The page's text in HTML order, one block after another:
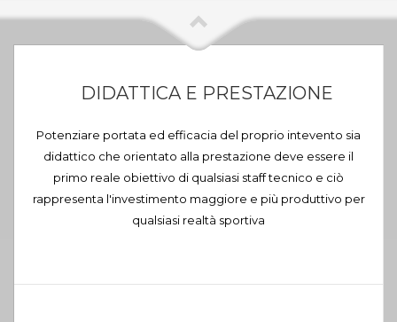
DIDATTICA E PRESTAZIONE
Potenziare portata ed efficacia del proprio intevento sia
didattico che orientato alla prestazione deve essere il
primo reale obiettivo di qualsiasi staff tecnico e ciò
rappresenta l'investimento maggiore e più produttivo per
qualsiasi realtà sportiva